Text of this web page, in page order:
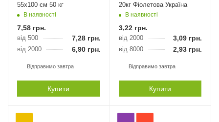
55х100 см 50 кг
В наявності
7,58 грн.
від 500 7,28грн.
від 2000 6,90грн.
Відправимо завтра
Купити
20кг Фіолетова Україна
В наявності
3,22грн.
від 2000 3,09 грн.
від 8000 2,93 грн.
Відправимо завтра
Купити